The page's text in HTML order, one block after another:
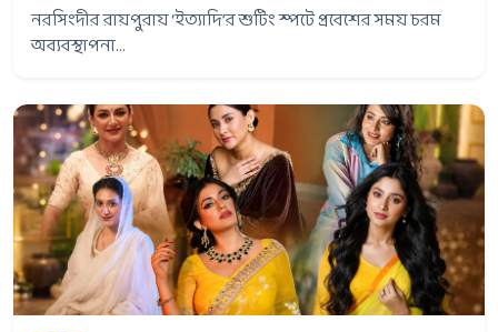
নরসিংদীর রায়পুরায় ‘ইত্যাদি’র শুটিং স্পটে প্রবেশের সময় চরম
অব্যবস্থাপনা...